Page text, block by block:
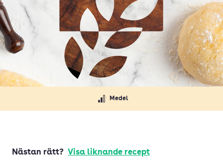
Medel
Nästan rätt? Visa liknande recept